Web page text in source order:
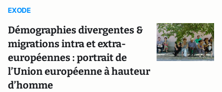
EXODE
Démographies divergentes &
migrations intra et extra-
européennes : portrait de
l’Union européenne à hauteur
d’homme